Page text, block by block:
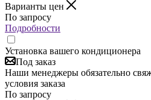
Варианты цен
По запросу
Подробности
Установка вашего кондиционера
Под заказ
Наши менеджеры обязательно
условия заказа
По запросу